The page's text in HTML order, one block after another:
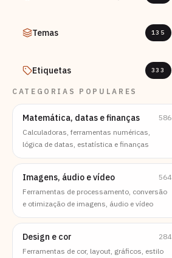
Temas 135
Etiquetas 333
CATEGORIAS POPULARES
Matemática, datas e finanças
586
Calculadoras, ferramentas numéricas,
lógica de datas, estatística e finanças
Imagens, áudio e vídeo
564
Ferramentas de processamento, conversão
e otimização de imagens, áudio e vídeo
Design e cor
284
Ferramentas de cor, layout, gráficos, estilo